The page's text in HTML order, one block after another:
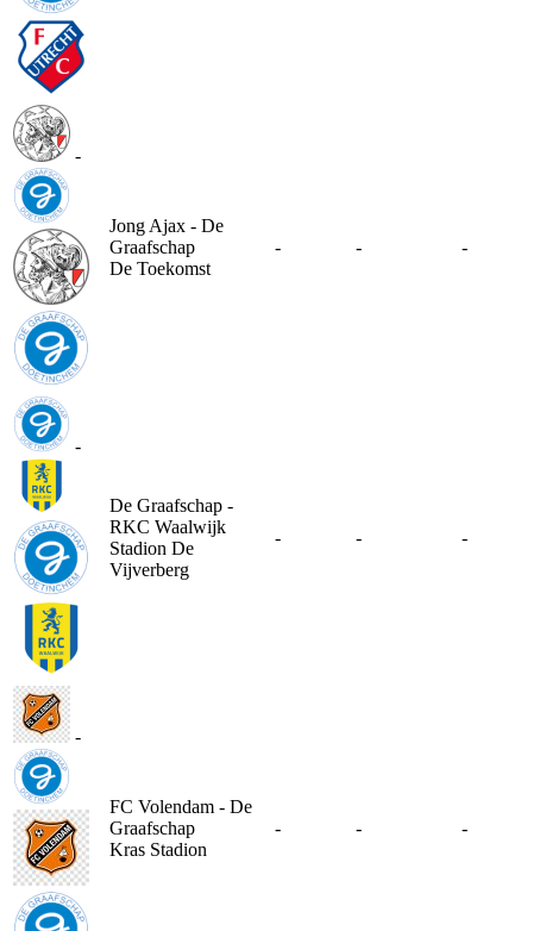
-
Jong Ajax - De
Graafschap
De Toekomst
- - -
-
De Graafschap -
RKC Waalwijk
Stadion De
Vijverberg
- - -
-
FC Volendam - De
Graafschap
Kras Stadion
- - -